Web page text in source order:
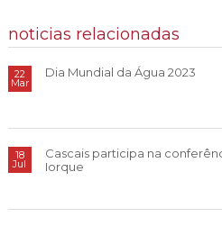
noticias relacionadas
22
Mar
Dia Mundial da Água 2023
18
Jul
Cascais participa na
Iorque